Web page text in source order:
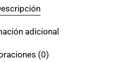
adicional
(0)